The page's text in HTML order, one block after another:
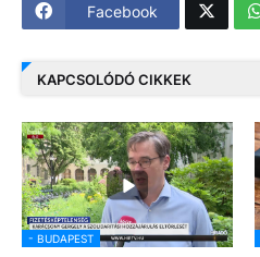
Facebook
KAPCSOLÓDÓ CIKKEK
- BUDAPEST